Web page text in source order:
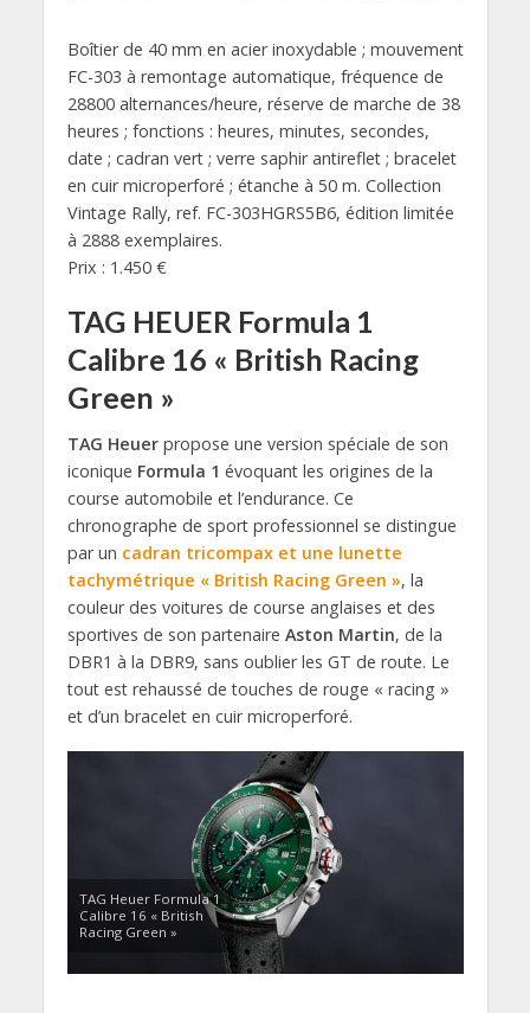
Boîtier de 40 mm en acier inoxydable ; mouvement
FC-303 à remontage automatique, fréquence de
28800 alternances/heure, réserve de marche de 38
heures ; fonctions : heures, minutes, secondes,
date ; cadran vert ; verre saphir antireflet ; bracelet
en cuir microperforé ; étanche à 50 m. Collection
Vintage Rally, ref. FC-303HGRS5B6, édition limitée
à 2888 exemplaires.
Prix : 1.450 €
TAG HEUER Formula 1
Calibre 16 « British Racing
Green »
TAG Heuerpropose une version spéciale de son
iconique Formula 1 évoquant les origines de la
course automobile et l’endurance. Ce
chronographe de sport professionnel se distingue
par un cadran tricompax et une lunette
tachymétrique « British Racing Green », la
couleur des voitures de course anglaises et des
sportives de son partenaire Aston Martin, de la
DBR1 à la DBR9, sans oublier les GT de route. Le
tout est rehaussé de touches de rouge « racing »
et d’un bracelet en cuir microperforé.
TAG Heuer Formula 1
Calibre 16 « British
Racing Green »